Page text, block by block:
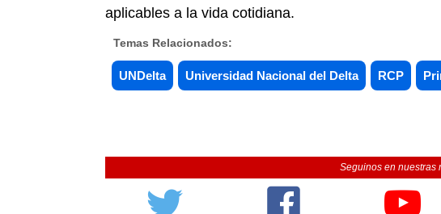
aplicables a la vida cotidiana.
Temas Relacionados:
UNDelta Universidad Nacional del Delta RCP
Seguinos en nuestras